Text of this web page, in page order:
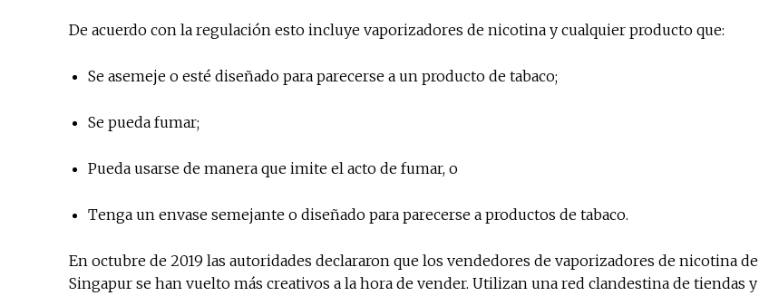
De acuerdo con la regulación esto incluye vaporizadores de nicotina y cualquier producto que:
Se asemeje o esté diseñado para parecerse a un producto de tabaco;
Se pueda fumar;
Pueda usarse de manera que imite el acto de fumar, o
Tenga un envase semejante o diseñado para parecerse a productos de tabaco.
En octubre de 2019 las autoridades declararon que los vendedores de vaporizadores de nicotina de
Singapur se han vuelto más creativos a la hora de vender. Utilizan una red clandestina de tiendas y